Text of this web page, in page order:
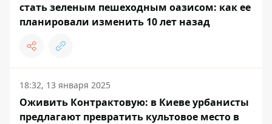
стать зеленым пешеходным оазисом: как ее
планировали изменить 10 лет назад
18:32, 13 января 2025
Оживить Контрактовую: в Киеве урбанисты
предлагают превратить культовое место в